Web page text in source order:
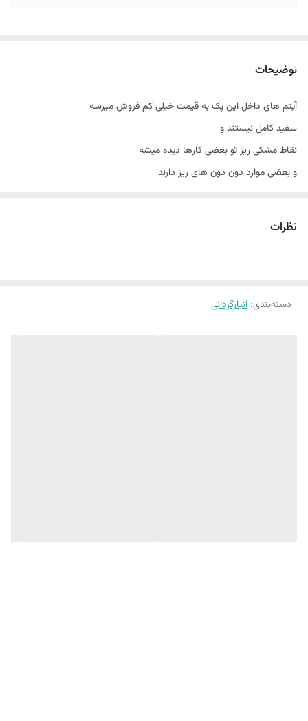
توضیحات
آیتم های داخل این پک به قیمت خیلی کم فروش میرسه
سفید کامل نیستند و
نقاط مشکی ریز تو بعضی کارها دیده میشه
و بعضی موارد دون دون های ریز دارند
نظرات
دسته‌بندی: انبارگردانی